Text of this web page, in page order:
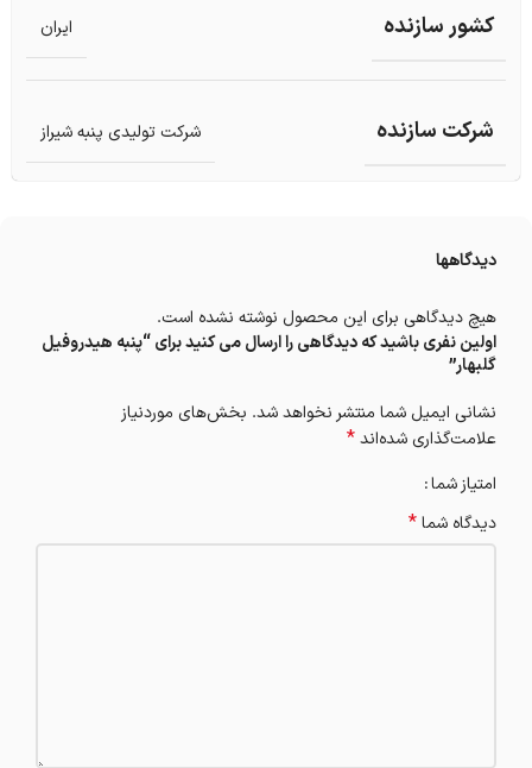
کشور سازنده ایران
شرکت سازنده شرکت تولیدی پنبه شیراز
دیدگاهها
هیچ دیدگاهی برای این محصول نوشته نشده است.
اولین نفری باشید که دیدگاهی را ارسال می کنید برای “پنبه هیدروفیل
گلبهار”
نشانی ایمیل شما منتشر نخواهد شد. بخش‌های موردنیاز
علامت‌گذاری شده‌اند*
امتیاز شما
دیدگاه شما*